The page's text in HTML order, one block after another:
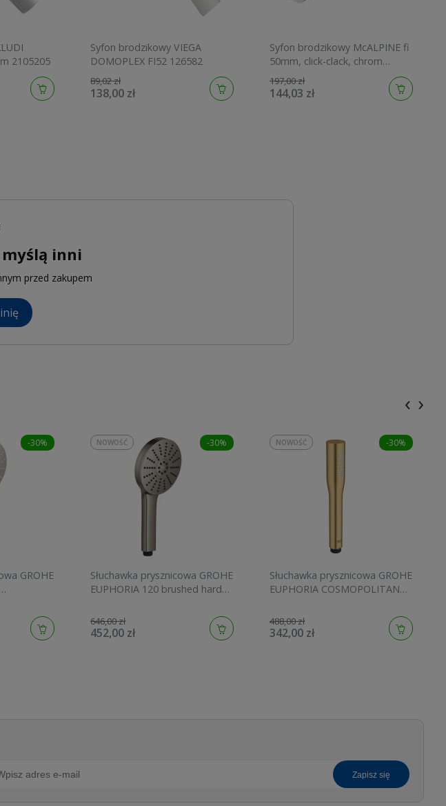
2105205
Syfon brodzikowy VIEGA
DOMOPLEX FI52 126582
89,02 zł
138,00 zł
Syfon brodzikowy McALPINE fi
50mm, click-clack, chrom
HC26CLCP
197,00 zł
144,03 zł
inni
przed zakupem
-30%
GROHE
-30%
Słuchawka prysznicowa GROHE
EUPHORIA 120 brushed hard
646,00 zł
452,00 zł
NOWOŚĆ -30%
Słuchawka prysznicowa GROHE
EUPHORIA COSMOPOLITAN
27400GN0
488,00 zł
342,00 zł
NOWOŚĆ
‹ ›
zapisz się